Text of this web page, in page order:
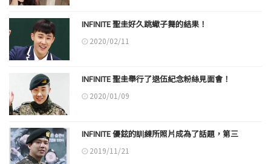
INFINITE 聖圭好久跳蠍子舞的結果！
2020/02/11
INFINITE 聖圭舉行了退伍紀念粉絲見面會！
2020/01/09
INFINITE 優鉉的訓練所照片成為了話題，第三
2019/11/21